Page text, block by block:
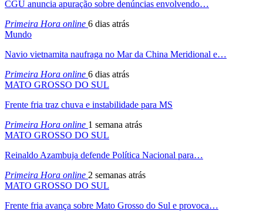
CGU anuncia apuração sobre denúncias envolvendo…
Primeira Hora online 6 dias atrás
Mundo
Navio vietnamita naufraga no Mar da China Meridional e…
Primeira Hora online 6 dias atrás
MATO GROSSO DO SUL
Frente fria traz chuva e instabilidade para MS
Primeira Hora online 1 semana atrás
MATO GROSSO DO SUL
Reinaldo Azambuja defende Política Nacional para…
Primeira Hora online 2 semanas atrás
MATO GROSSO DO SUL
Frente fria avança sobre Mato Grosso do Sul e provoca…